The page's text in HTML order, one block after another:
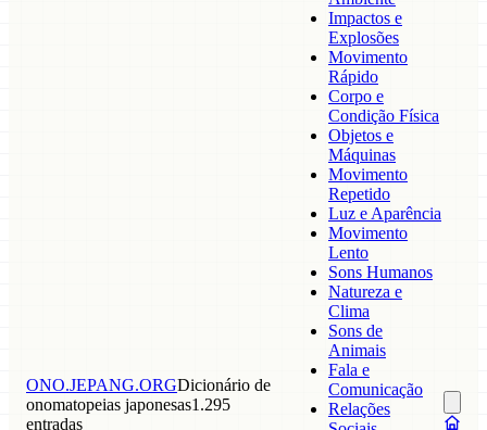
ONO.JEPANG.ORGDicionário de
onomatopeias japonesas1.295
entradas
Impactos e
Explosões
Movimento
Rápido
Corpo e
Condição Física
Objetos e
Máquinas
Movimento
Repetido
Luz e Aparência
Movimento
Lento
Sons Humanos
Natureza e
Clima
Sons de
Animais
Fala e
Comunicação
Relações